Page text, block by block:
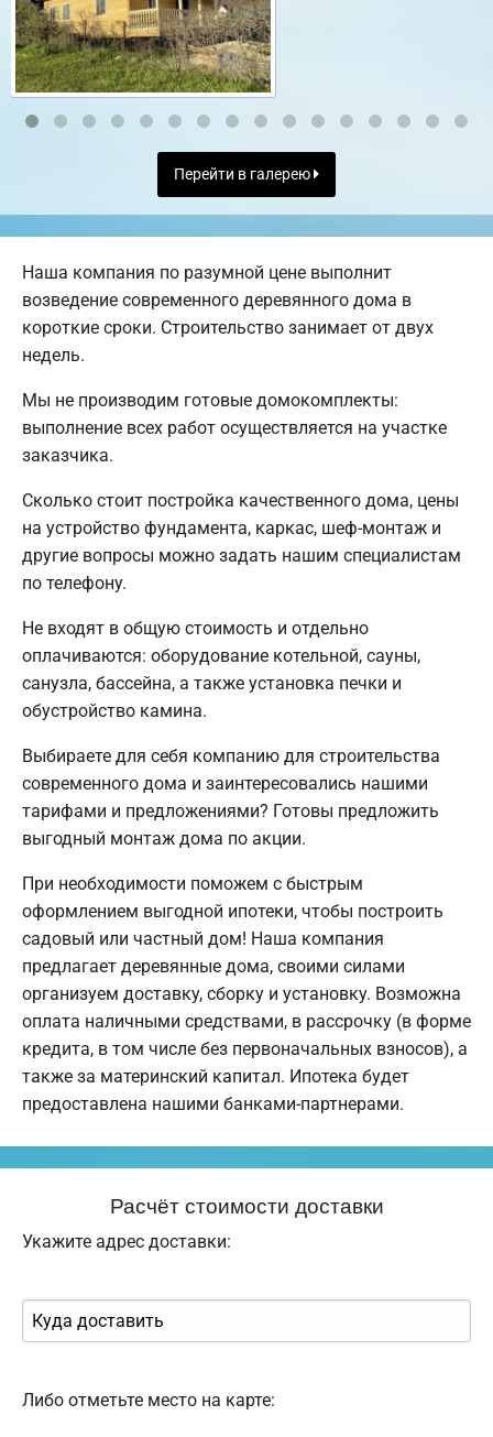
Перейти в галерею
Наша компания по разумной цене выполнит
возведение современного деревянного дома в
короткие сроки. Строительство занимает от двух
недель.
Мы не производим готовые домокомплекты:
выполнение всех работ осуществляется на участке
заказчика.
Сколько стоит постройка качественного дома, цены
на устройство фундамента, каркас, шеф-монтаж и
другие вопросы можно задать нашим специалистам
по телефону.
Не входят в общую стоимость и отдельно
оплачиваются: оборудование котельной, сауны,
санузла, бассейна, а также установка печки и
обустройство камина.
Выбираете для себя компанию для строительства
современного дома и заинтересовались нашими
тарифами и предложениями? Готовы предложить
выгодный монтаж дома по акции.
При необходимости поможем с быстрым
оформлением выгодной ипотеки, чтобы построить
садовый или частный дом! Наша компания
предлагает деревянные дома, своими силами
организуем доставку, сборку и установку. Возможна
оплата наличными средствами, в рассрочку (в форме
кредита, в том числе без первоначальных взносов), а
также за материнский капитал. Ипотека будет
предоставлена нашими банками-партнерами.
Расчёт стоимости доставки
Укажите адрес доставки:
Либо отметьте место на карте: